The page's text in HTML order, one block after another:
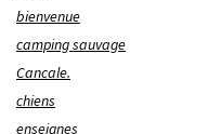
bienvenue
camping sauvage
Cancale.
chiens
enseignes